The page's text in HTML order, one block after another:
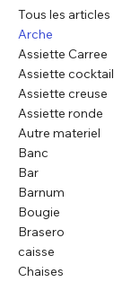
Tous les articles
Arche
Assiette Carree
Assiette cocktail
Assiette creuse
Assiette ronde
Autre materiel
Banc
Bar
Barnum
Bougie
Brasero
caisse
Chaises